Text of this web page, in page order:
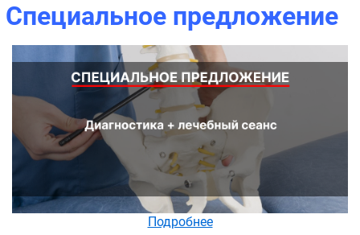
Специальное предложение
Подробнее